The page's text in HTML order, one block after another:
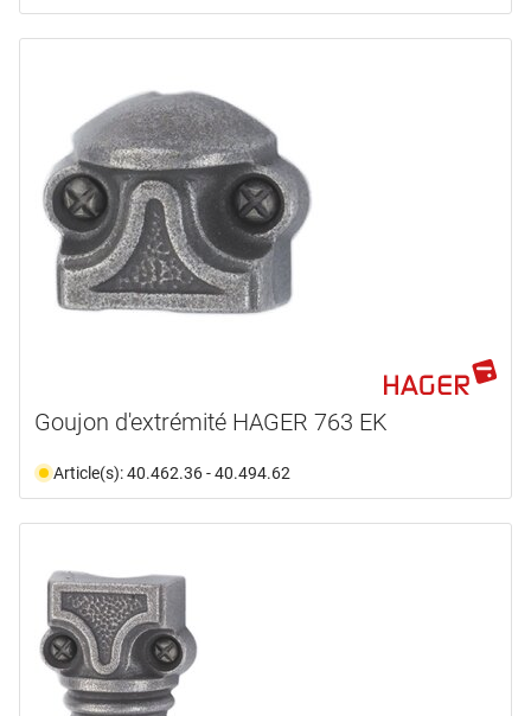
Goujon d'extrémité HAGER 763 EK
Article(s): 40.462.36 - 40.494.62